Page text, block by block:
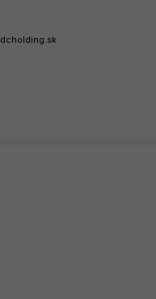
dcholding.sk